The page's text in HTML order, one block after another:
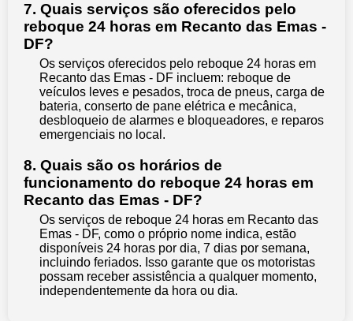
7. Quais serviços são oferecidos pelo
reboque 24 horas em Recanto das Emas -
DF?
Os serviços oferecidos pelo reboque 24 horas em
Recanto das Emas - DF incluem: reboque de
veículos leves e pesados, troca de pneus, carga de
bateria, conserto de pane elétrica e mecânica,
desbloqueio de alarmes e bloqueadores, e reparos
emergenciais no local.
8. Quais são os horários de
funcionamento do reboque 24 horas em
Recanto das Emas - DF?
Os serviços de reboque 24 horas em Recanto das
Emas - DF, como o próprio nome indica, estão
disponíveis 24 horas por dia, 7 dias por semana,
incluindo feriados. Isso garante que os motoristas
possam receber assistência a qualquer momento,
independentemente da hora ou dia.